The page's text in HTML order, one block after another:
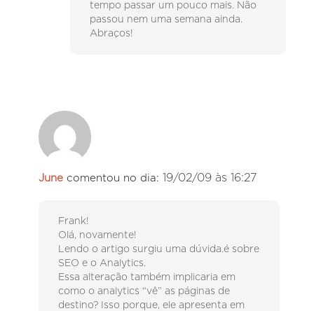
tempo passar um pouco mais. Não
passou nem uma semana ainda.
Abraços!
June comentou no dia: 19/02/09 às 16:27
Frank!
Olá, novamente!
Lendo o artigo surgiu uma dúvida.é sobre
SEO e o Analytics.
Essa alteração também implicaria em
como o analytics “vê” as páginas de
destino? Isso porque, ele apresenta em